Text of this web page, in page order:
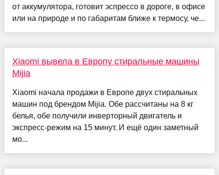
от аккумулятора, готовит эспрессо в дороге, в офисе
или на природе и по габаритам ближе к термосу, че...
Xiaomi вывела в Европу стиральные машины
Mijia
Xiaomi начала продажи в Европе двух стиральных
машин под брендом Mijia. Обе рассчитаны на 8 кг
белья, обе получили инверторный двигатель и
экспресс-режим на 15 минут. И ещё один заметный
мо...